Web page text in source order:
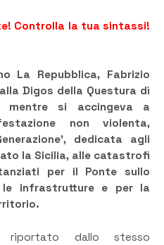
Controlla la tua sintassi!
La Repubblica, Fabrizio
Digos della Questura dì
si accingeva a
non violenta,
dedicata agli
la Sicilia, alle catastrofi
per il Ponte sullo
infrastrutture e per la
riportato dallo stesso